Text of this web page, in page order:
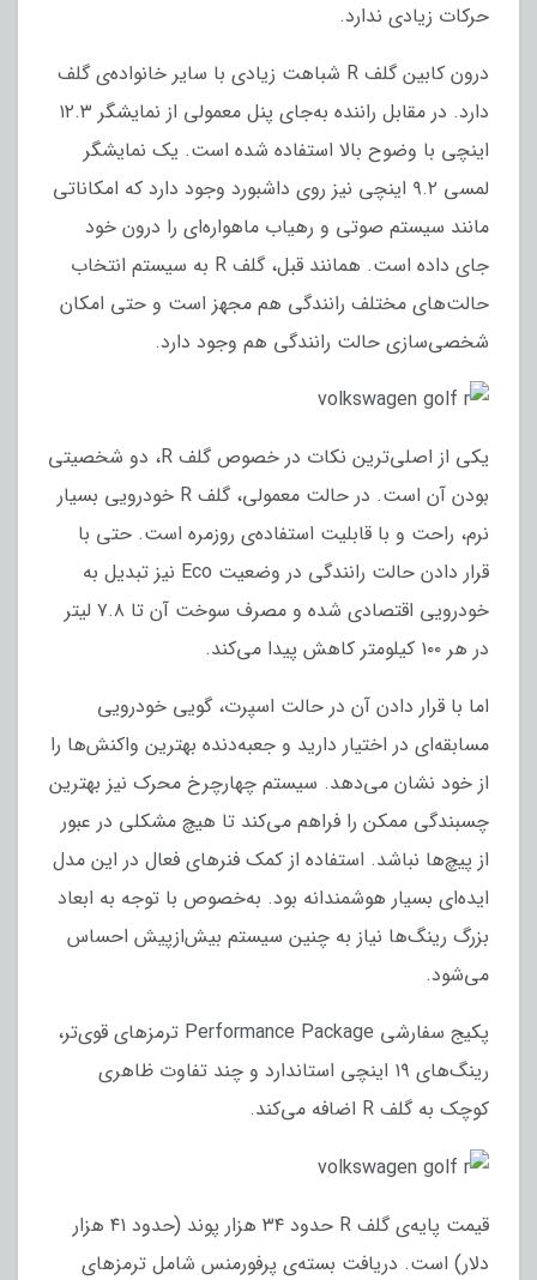
حرکات زیادی ندارد.
درون کابین گلف R شباهت زیادی با سایر خانواده‌ی گلف
دارد. در مقابل راننده به‌جای پنل معمولی از نمایشگر ۱۲.۳
اینچی با وضوح بالا استفاده شده است. یک نمایشگر
لمسی ۹.۲ اینچی نیز روی داشبورد وجود دارد که امکاناتی
مانند سیستم صوتی و رهیاب ماهواره‌ای را درون خود
جای داده است. همانند قبل، گلف R به سیستم انتخاب
حالت‌های مختلف رانندگی هم مجهز است و حتی امکان
شخصی‌سازی حالت رانندگی هم وجود دارد.
یکی از اصلی‌ترین نکات در خصوص گلف R، دو شخصیتی
بودن آن است. در حالت معمولی، گلف R خودرویی بسیار
نرم، راحت و با قابلیت استفاده‌ی روزمره است. حتی با
قرار دادن حالت رانندگی در وضعیت Eco نیز تبدیل به
خودرویی اقتصادی شده و مصرف سوخت آن تا ۷.۸ لیتر
در هر ۱۰۰ کیلومتر کاهش پیدا می‌کند.
اما با قرار دادن آن در حالت اسپرت، گویی خودرویی
مسابقه‌ای در اختیار دارید و جعبه‌دنده بهترین واکنش‌ها را
از خود نشان می‌دهد. سیستم چهارچرخ محرک نیز بهترین
چسبندگی ممکن را فراهم می‌کند تا هیچ مشکلی در عبور
از پیچ‌ها نباشد. استفاده از کمک فنرهای فعال در این مدل
ایده‌ای بسیار هوشمندانه بود. به‌خصوص با توجه به ابعاد
بزرگ رینگ‌ها نیاز به چنین سیستم بیش‌ازپیش احساس
می‌شود.
پکیج سفارشی Performance Package ترمزهای قوی‌تر،
رینگ‌های ۱۹ اینچی استاندارد و چند تفاوت ظاهری
کوچک به گلف R اضافه می‌کند.
قیمت پایه‌ی گلف R حدود ۳۴ هزار پوند (حدود ۴۱ هزار
دلار) است. دریافت بسته‌ی پرفورمنس شامل ترمزهای